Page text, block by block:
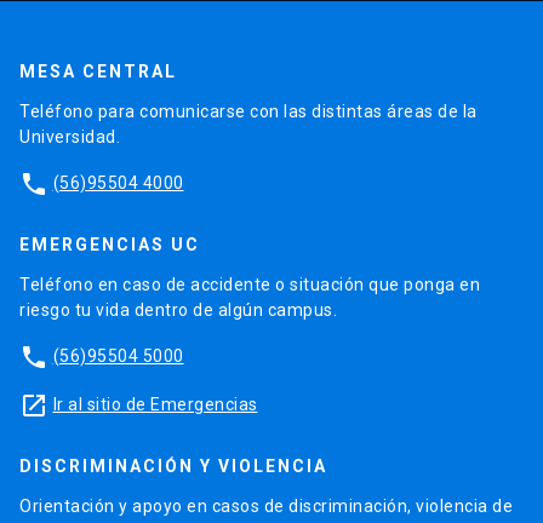
MESA CENTRAL
Teléfono para comunicarse con las distintas áreas de la
Universidad.
phone (56)95504 4000
EMERGENCIAS UC
Teléfono en caso de accidente o situación que ponga en
riesgo tu vida dentro de algún campus.
phone (56)95504 5000
launch Ir al sitio de Emergencias
DISCRIMINACIÓN Y VIOLENCIA
Orientación y apoyo en casos de discriminación, violencia de